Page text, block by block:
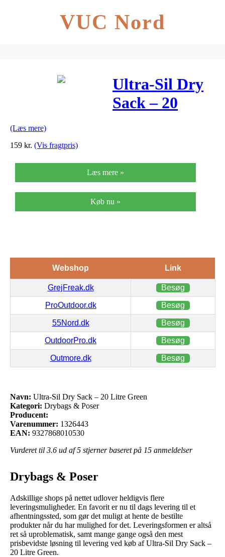
VUC Nord
Ultra-Sil Dry
Sack – 20
(Læs mere)
159 kr. (Vis fragtpris)
Læs mere »
Køb nu »
Webshop Link
GrejFreak.dk Besøg
ProOutdoor.dk Besøg
55Nord.dk Besøg
OutdoorPro.dk Besøg
Outmore.dk Besøg
Navn: Ultra-Sil Dry Sack – 20 Litre Green
Kategori: Drybags & Poser
Producent:
Varenummer: 1326443
EAN: 9327868010530
Vurderet til 3.6 ud af 5 stjerner baseret på 15 anmeldelser
Drybags & Poser
Adskillige shops på nettet udlover heldigvis flere
leveringsmuligheder. En favorit er nu til dags levering til et
afhentningssted, som gør det muligt at hente de bestilte
produkter når du har mulighed for det. Leveringsformen er altså
ret så uproblematisk, samt mange gange også den mest
prisbevidste løsning til levering ved køb af Ultra-Sil Dry Sack –
20 Litre Green.